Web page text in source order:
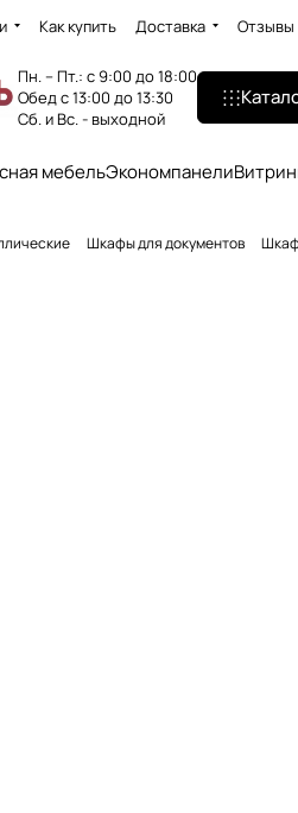
Как купить Доставка Отзывы
Пн. – Пт.: с 9:00 до 18:00
Обед с 13:00 до 13:30
Сб. и Вс. - выходной
мебельЭкономпанели
Шкафы для документов Шкаф